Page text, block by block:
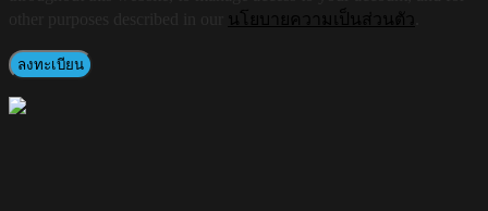
นโยบายความเป็นส่วนตัว
ลงทะเบียน